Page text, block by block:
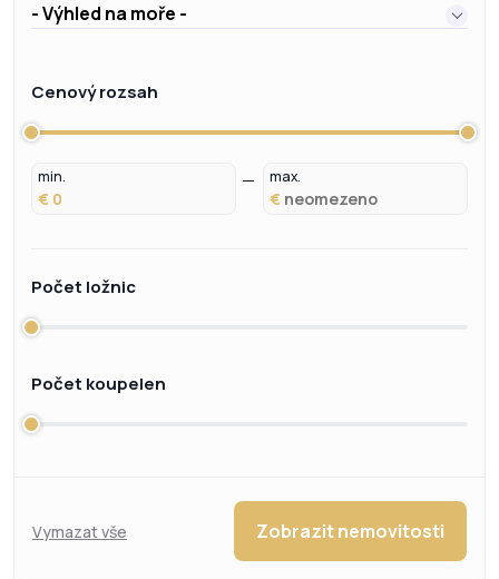
- Výhled na moře -
Cenový rozsah
min.
€
max.
€
Počet ložnic
Počet koupelen
Vymazat vše Zobrazit nemovitosti